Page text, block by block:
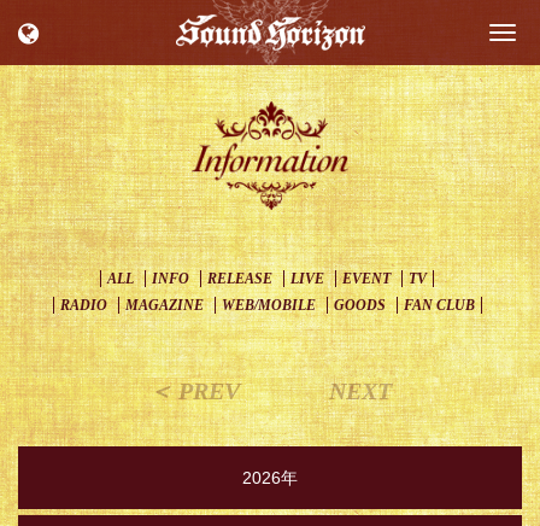
ALL INFO RELEASE LIVE EVENT
TV
RADIO
MAGAZINE WEB/MOBILE GOODS FAN CLUB
＜ PREV NEXT
2026年